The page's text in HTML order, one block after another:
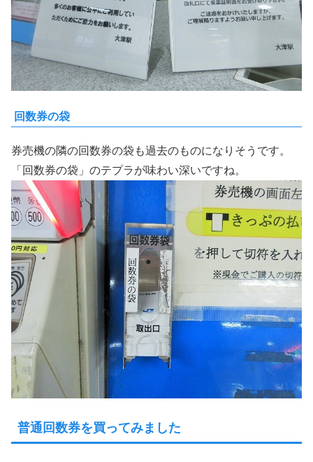
回数券の袋
券売機の隣の回数券の袋も過去のものになりそうです。
「回数券の袋」のテプラが味わい深いですね。
普通回数券を買ってみました